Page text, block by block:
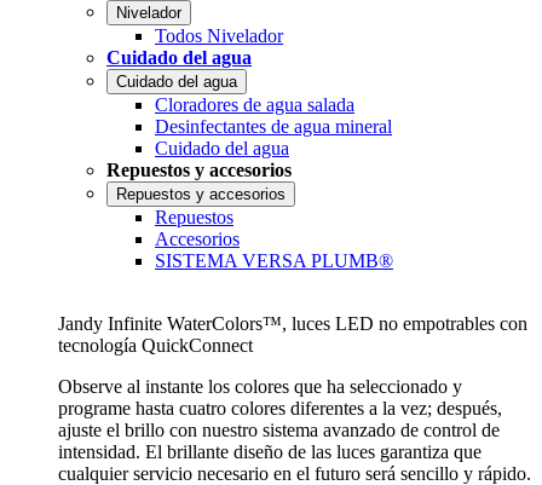
Nivelador
Todos Nivelador
Cuidado del agua
Cuidado del agua
Cloradores de agua salada
Desinfectantes de agua mineral
Cuidado del agua
Repuestos y accesorios
Repuestos y accesorios
Repuestos
Accesorios
SISTEMA VERSA PLUMB®
Jandy Infinite WaterColors™, luces LED no empotrables con
tecnología QuickConnect
Observe al instante los colores que ha seleccionado y
programe hasta cuatro colores diferentes a la vez; después,
ajuste el brillo con nuestro sistema avanzado de control de
intensidad. El brillante diseño de las luces garantiza que
cualquier servicio necesario en el futuro será sencillo y rápido.